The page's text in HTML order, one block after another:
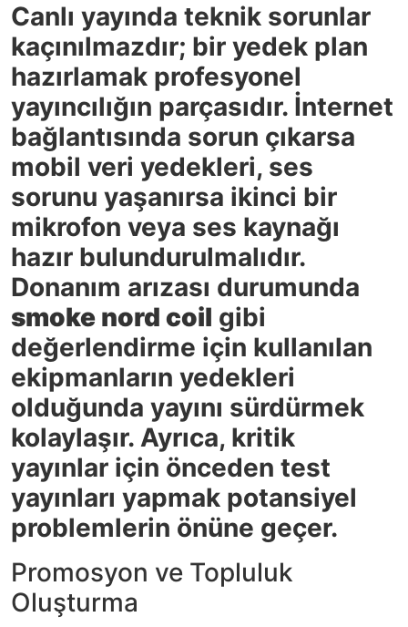
Canlı yayında teknik sorunlar
kaçınılmazdır; bir yedek plan
hazırlamak profesyonel
yayıncılığın parçasıdır. İnternet
bağlantısında sorun çıkarsa
mobil veri yedekleri, ses
sorunu yaşanırsa ikinci bir
mikrofon veya ses kaynağı
hazır bulundurulmalıdır.
Donanım arızası durumunda
smoke nord coil gibi
değerlendirme için kullanılan
ekipmanların yedekleri
olduğunda yayını sürdürmek
kolaylaşır. Ayrıca, kritik
yayınlar için önceden test
yayınları yapmak potansiyel
problemlerin önüne geçer.
Promosyon ve Topluluk
Oluşturma